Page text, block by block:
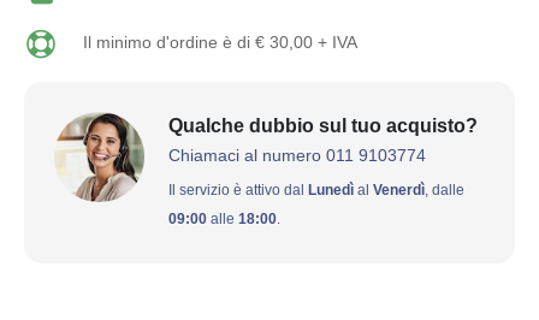
Il minimo d'ordine è di € 30,00 + IVA
Qualche dubbio sul tuo acquisto?
Chiamaci al numero 011 9103774
Il servizio è attivo dal Lunedì al Venerdì, dalle
09:00 alle 18:00.